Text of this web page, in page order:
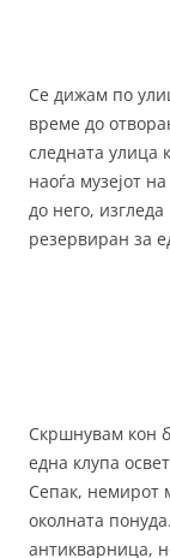
Се дижам по
време до
следната улица
наоѓа музејот
до него,
резервиран за
Скршнувам кон
една клупа
Сепак, немирот
околната
антикварница,